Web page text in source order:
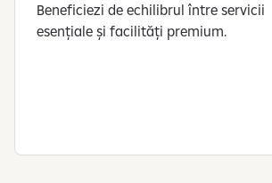
Beneficiezi de echilibrul între servicii
esențiale și facilități premium.